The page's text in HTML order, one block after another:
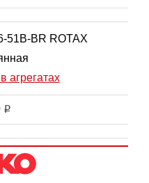
51B-BR ROTAX
агрегатах
i